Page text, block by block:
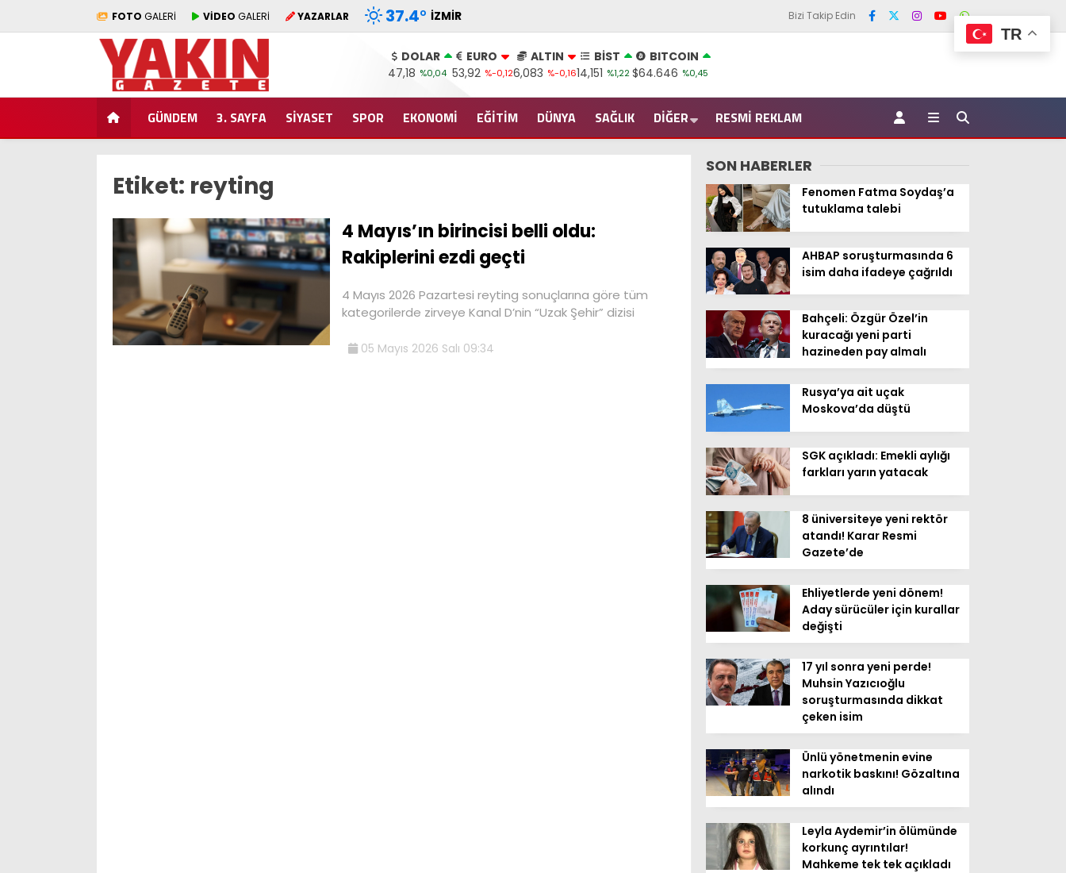
FOTO GALERİ VİDEO GALERİ YAZARLAR 37.4° İZMIR Bizi Takip Edin
DOLAR
47,18 %0,04
EURO
53,92 %-0,12
ALTIN
6,083 %-0,16
BİST
14,151 %1,22
BITCOIN
$64.646 %0,45
GÜNDEM 3. SAYFA SİYASET SPOR EKONOMİ EĞİTİM DÜNYA SAĞLIK DİĞER RESMI REKLAM
Etiket: reyting
4 Mayıs’ın birincisi belli oldu:
Rakiplerini ezdi geçti
4 Mayıs 2026 Pazartesi reyting sonuçlarına göre tüm
kategorilerde zirveye Kanal D’nin “Uzak Şehir” dizisi
05 Mayıs 2026 Salı 09:34
SON HABERLER
Fenomen Fatma Soydaş’a
tutuklama talebi
AHBAP soruşturmasında 6
isim daha ifadeye çağrıldı
Bahçeli: Özgür Özel’in
kuracağı yeni parti
hazineden pay almalı
Rusya’ya ait uçak
Moskova’da düştü
SGK açıkladı: Emekli aylığı
farkları yarın yatacak
8 üniversiteye yeni rektör
atandı! Karar Resmi
Gazete’de
Ehliyetlerde yeni dönem!
Aday sürücüler için kurallar
değişti
17 yıl sonra yeni perde!
Muhsin Yazıcıoğlu
soruşturmasında dikkat
çeken isim
Ünlü yönetmenin evine
narkotik baskını! Gözaltına
alındı
Leyla Aydemir’in ölümünde
korkunç ayrıntılar!
Mahkeme tek tek açıkladı
TR